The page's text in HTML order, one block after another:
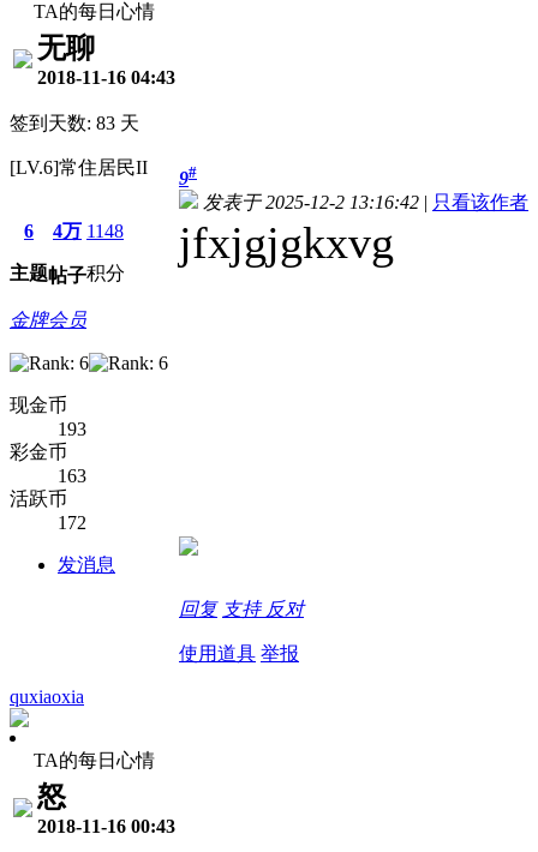
TA的每日心情
无聊
2018-11-16 04:43
签到天数: 83 天
[LV.6]常住居民II
6
主题
4万
帖子
1148
积分
金牌会员
现金币
193
彩金币
163
活跃币
172
发消息
9#
发表于 2025-12-2 13:16:42 | 只看该作者
jfxjgjgkxvg
回复 支持 反对
使用道具 举报
quxiaoxia
TA的每日心情
怒
2018-11-16 00:43